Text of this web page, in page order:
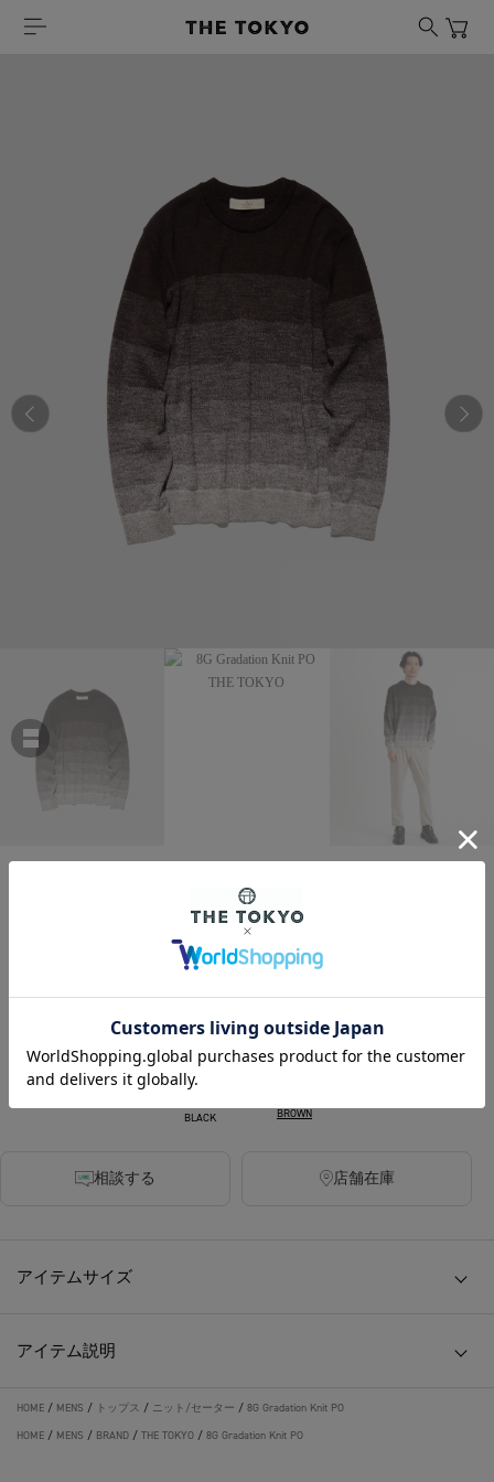
8G Gradation Knit PO
￥39,600税込
カラー
BLACK BROWN
相談する 店舗在庫
アイテムサイズ
アイテム説明
HOME / MENS / トップス / ニット/セーター / 8G Gradation Knit PO
HOME / MENS / BRAND / THE TOKYO / 8G Gradation Knit PO